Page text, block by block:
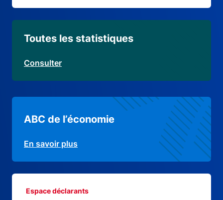
Toutes les statistiques
Consulter
ABC de l’économie
En savoir plus
Espace déclarants